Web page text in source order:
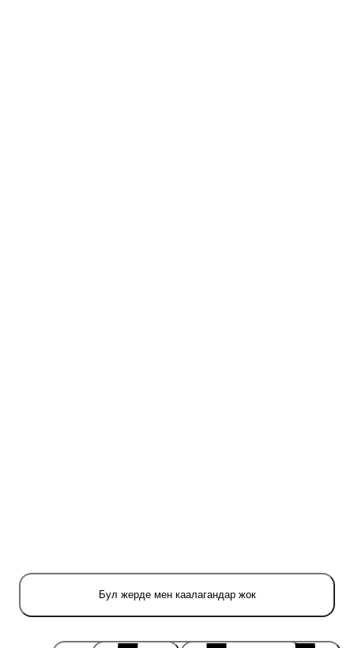
Бул жерде мен каалагандар жок